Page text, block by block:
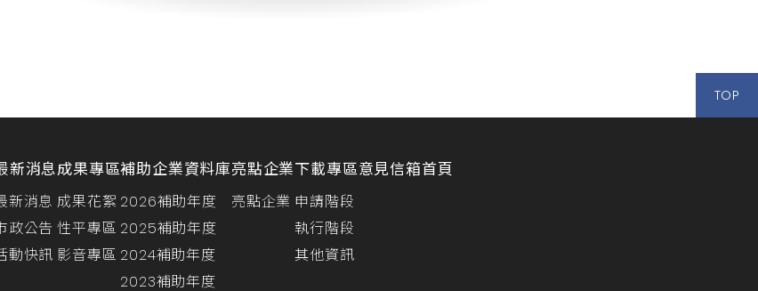
TOP
新消息
新消息
政公告
動快訊
成果專區
成果花絮
性平專區
影音專區
補助企業資料庫
2026補助年度
2025補助年度
2024補助年度
2023補助年度
亮點企業
亮點企業
下載專區
申請階段
執行階段
其他資訊
意見信箱首頁